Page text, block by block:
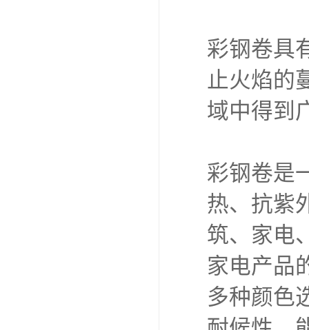
彩钢卷具
止火焰的
域中得到
彩钢卷是
热、抗紫
筑、家电
家电产品
多种颜色